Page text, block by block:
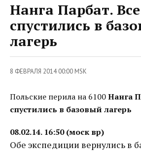
Нанга Парбат. Все
спустились в
лагерь
8 ФЕВРАЛЯ 2014 00:00 MSK
Польские перила на 6100Нанга
спустились в базовый лагерь
08.02.14. 16:50 (моск вр)
Обе экспедиции вернулись в